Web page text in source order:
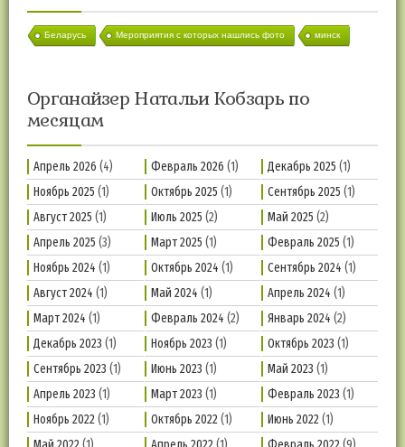
Беларусь Мероприятия с которых нашлись фото минск
Органайзер Натальи Кобзарь по
месяцам
Апрель 2026 (4) Февраль 2026 (1) Декабрь 2025 (1)
Ноябрь 2025 (1) Октябрь 2025 (1) Сентябрь 2025 (1)
Август 2025 (1) Июль 2025 (2) Май 2025 (2)
Апрель 2025 (3) Март 2025 (1) Февраль 2025 (1)
Ноябрь 2024 (1) Октябрь 2024 (1) Сентябрь 2024 (1)
Август 2024 (1) Май 2024 (1) Апрель 2024 (1)
Март 2024 (1) Февраль 2024 (2) Январь 2024 (2)
Декабрь 2023 (1) Ноябрь 2023 (1) Октябрь 2023 (1)
Сентябрь 2023 (1) Июнь 2023 (1) Май 2023 (1)
Апрель 2023 (1) Март 2023 (1) Февраль 2023 (1)
Ноябрь 2022(1) Октябрь 2022(1) Июнь 2022(1)